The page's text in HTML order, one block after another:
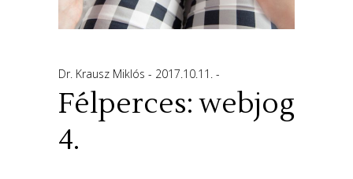
Dr. Krausz Miklós 2017.10.11.
Félperces: webjog
4.